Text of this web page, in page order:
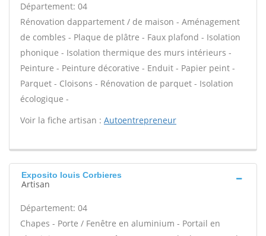
Département: 04
Rénovation dappartement / de maison - Aménagement
de combles - Plaque de plâtre - Faux plafond - Isolation
phonique - Isolation thermique des murs intérieurs -
Peinture - Peinture décorative - Enduit - Papier peint -
Parquet - Cloisons - Rénovation de parquet - Isolation
écologique -
Voir la fiche artisan : Autoentrepreneur
Exposito louis Corbieres
Artisan
Département: 04
Chapes - Porte / Fenêtre en aluminium - Portail en